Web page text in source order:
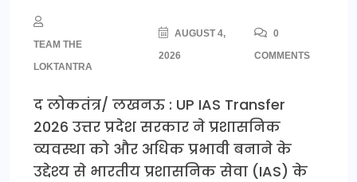
TEAM THE
LOKTANTRA
AUGUST 4,
2026
0
COMMENTS
द लोकतंत्र/ लखनऊ : UP IAS Transfer
2026 उत्तर प्रदेश सरकार ने प्रशासनिक
व्यवस्था को और अधिक प्रभावी बनाने के
उद्देश्य से भारतीय प्रशासनिक सेवा (IAS) के